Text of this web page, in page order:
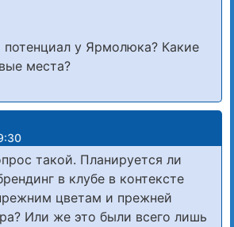
потенциал у Ярмолюка? Какие
места?
такой. Планируется ли
в клубе в контексте
цветам и прежней
Или же это были всего лишь